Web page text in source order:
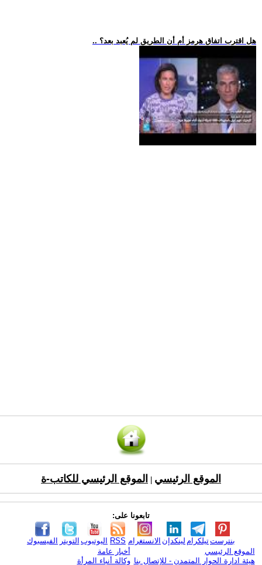
.. هل اقترب اتفاق هرمز أم أن الطريق لم يُعبد بعد؟
الموقع الرئيسي الموقع الرئيسي للكاتب-ة
تابعونا على:
الفيسبوك التويتر اليوتيوب RSS الانستغرام لينكدإن تيلكرامبنترست
الموقع الرئيسي
هيئة ادارة الحوار المتمدن - للإتصال بنا
أخبار عامة
وكالة أنباء المرأة